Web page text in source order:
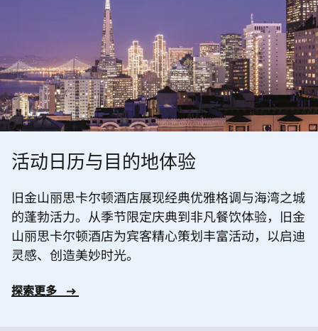
活动日历与目的地体验
旧金山丽思卡尔顿酒店展现经典优雅格调与海湾之城
的蓬勃活力。从季节限定庆典到非凡餐饮体验，旧金
山丽思卡尔顿酒店为宾客精心策划丰富活动，以启迪
灵感、创造美妙时光。
探索更多